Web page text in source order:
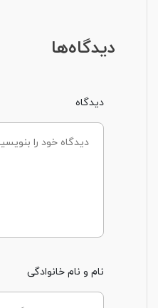
دیدگاه‌ها
دیدگاه
نام و نام خانوادگی